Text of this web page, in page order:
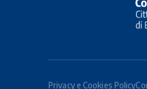
Privacy e Cookies Policy